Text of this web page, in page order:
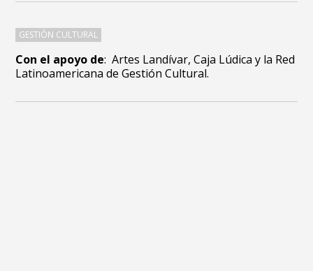
Con el apoyo de: Artes Landívar, Caja Lúdica y la Red
Latinoamericana de Gestión Cultural.
GESTIÓN CULTURAL